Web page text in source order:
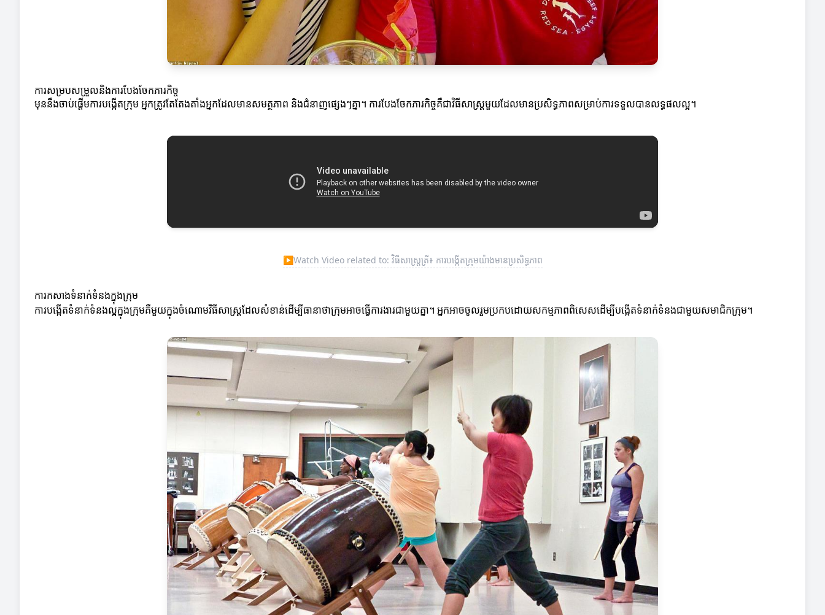
ការសម្របសម្រួលនិងការបែងចែកភារកិច្ច
មុននឹងចាប់ផ្តើមការបង្កើតក្រុម អ្នកត្រូវតែតែងតាំងអ្នកដែលមានសមត្ថភាព និងជំនាញផ្សេងៗគ្នា។ ការបែងចែកភារកិច្ចគឺជាវិធីសាស្ត្រមួយដែលមានប្រសិទ្ធភាពសម្រាប់ការទទួលបានលទ្ធផលល្អ។
▶Watch Video related to: វិធីសាស្ត្រត្រី៖ ការបង្កើតក្រុមយ៉ាងមានប្រសិទ្ធភាព
ការកសាងទំនាក់ទំនងក្នុងក្រុម
ការបង្កើតទំនាក់ទំនងល្អក្នុងក្រុមគឺមួយក្នុងចំណោមវិធីសាស្ត្រដែលសំខាន់ដើម្បីធានាថាក្រុមអាចធ្វើការងារជាមួយគ្នា។ អ្នកអាចចូលរួមប្រកបដោយសកម្មភាពពិសេសដើម្បីបង្កើតទំនាក់ទំនងជាមួយសមាជិកក្រុម។